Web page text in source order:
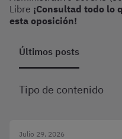
Libre ¡Consultad todo lo
esta oposición!
Últimos posts
Tipo de contenido
Julio 29, 2026